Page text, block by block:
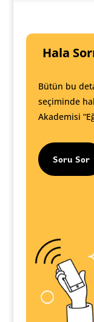
Hala
Bütün bu
seçiminde
Akademisi
Soru Sor